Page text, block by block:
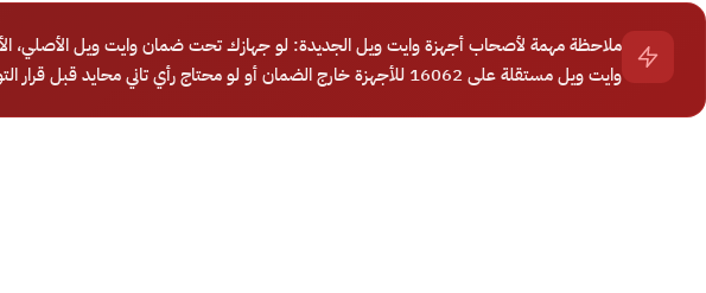
ملاحظة مهمة لأصحاب أجهزة وايت ويل الجديدة: لو جهازك تحت ضمان وايت ويل الأصلي،
وايت ويل مستقلة على 16062 للأجهزة خارج الضمان أو لو محتاج رأي تاني محايد قبل قرار التوكيل.